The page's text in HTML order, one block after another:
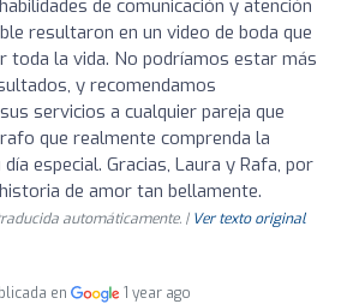
de comunicación y atención
resultaron en un video de boda que
toda la vida. No podríamos estar más
y recomendamos
servicios a cualquier pareja que
que realmente comprenda la
especial. Gracias, Laura y Rafa, por
de amor tan bellamente.
automáticamente. | Ver texto original
en 1 year ago